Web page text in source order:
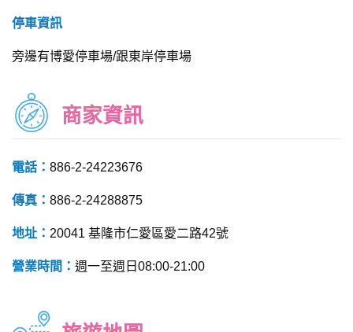
停車資訊
旁邊有博愛停車場/跟東岸停車場
商家資訊
電話： 886-2-24223676
傳真： 886-2-24288875
地址： 20041 基隆市仁愛區愛二路42號
營業時間： 週一至週日08:00-21:00